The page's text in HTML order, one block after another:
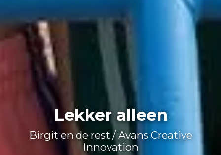
Lekker alleen
Birgit en de rest / Avans Creative
Innovation